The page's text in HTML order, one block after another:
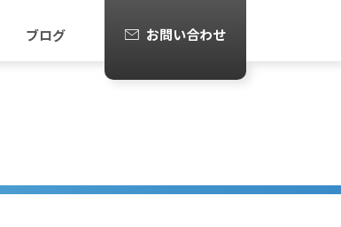
ブログ お問い合わせ